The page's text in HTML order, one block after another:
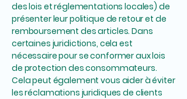
des lois et réglementations locales) de
présenter leur politique de retour et de
remboursement des articles. Dans
certaines juridictions, cela est
nécessaire pour se conformer aux lois
de protection des consommateurs.
Cela peut également vous aider à éviter
les réclamations juridiques de clients